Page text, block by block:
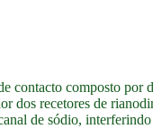
composto por
recetores de
de sódio,